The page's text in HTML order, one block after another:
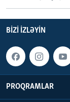
BIZI IZLƏYIN
PROQRAMLAR